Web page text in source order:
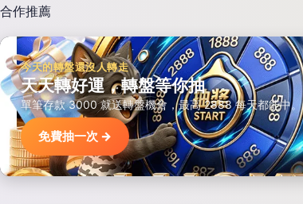
合作推薦
今天的轉盤還沒人轉走
天天轉好運，轉盤等你抽
單筆存款 3000 就送轉盤機會，最高 2888 每天都能中。
免費抽一次 →